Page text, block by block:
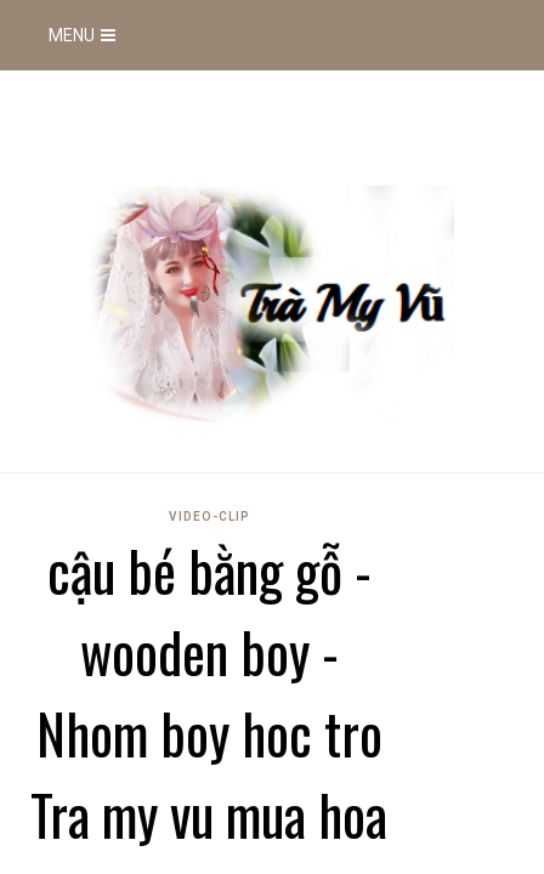
MENU
VIDEO-CLIP
cậu bé bằng gỗ -
wooden boy -
Nhom boy hoc tro
Tra my vu mua hoa